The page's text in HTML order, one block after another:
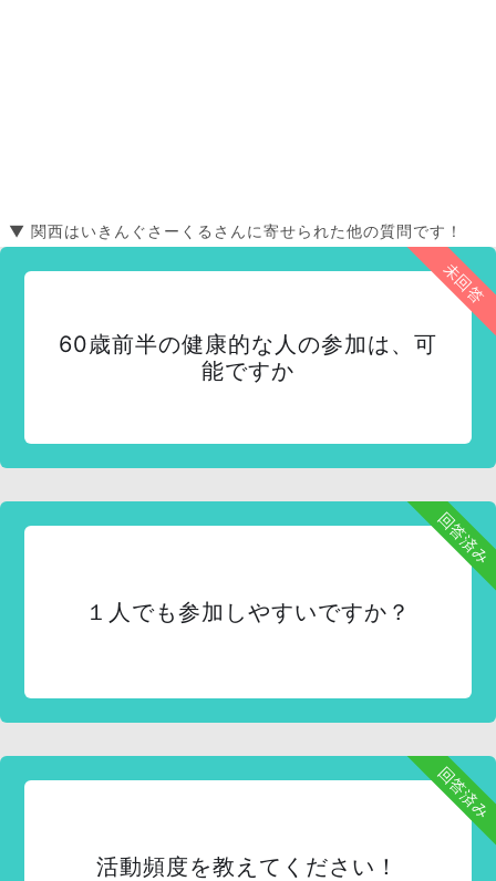
▼ 関西はいきんぐさーくるさんに寄せられた他の質問です！
未回答
60歳前半の健康的な人の参加は、可
能ですか
回答済み
１人でも参加しやすいですか？
回答済み
活動頻度を教えてください！